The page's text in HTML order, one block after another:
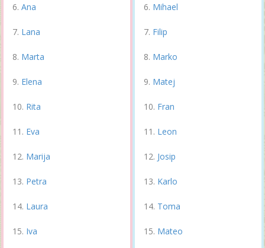
Ana
Lana
Marta
Elena
Rita
Eva
Marija
Petra
Laura
Iva
Mihael
Filip
Marko
Matej
Fran
Leon
Josip
Karlo
Toma
Mateo